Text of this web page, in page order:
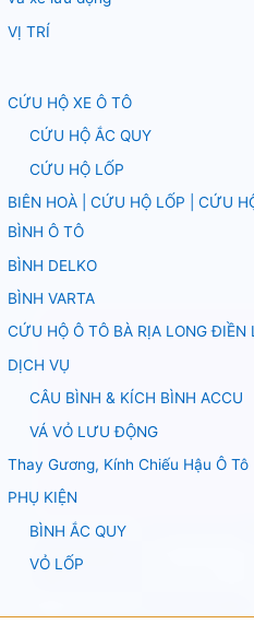
VỊ TRÍ
CỨU HỘ XE Ô TÔ
CỨU HỘ ẮC QUY
CỨU HỘ LỐP
BIÊN HOÀ | CỨU HỘ LỐP | CỨU
BÌNH Ô TÔ
BÌNH DELKO
BÌNH VARTA
CỨU HỘ Ô TÔ BÀ RỊA LONG ĐIỀN
DỊCH VỤ
CÂU BÌNH & KÍCH BÌNH ACCU
VÁ VỎ LƯU ĐỘNG
Thay Gương, Kính Chiếu Hậu Ô Tô
PHỤ KIỆN
BÌNH ẮC QUY
VỎ LỐP